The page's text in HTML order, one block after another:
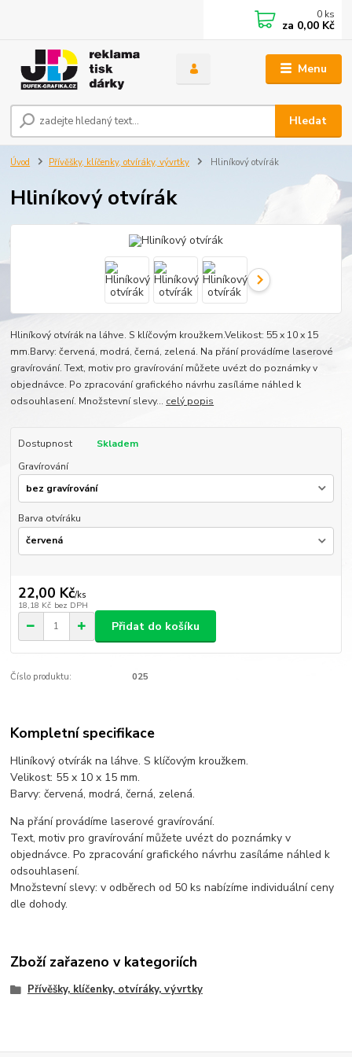
Menu
Hledat
0 ks
za 0,00 Kč
Úvod Přívěšky, klíčenky, otvíráky, vývrtky Hliníkový otvírák
Hliníkový otvírák
Hliníkový otvírák na láhve. S klíčovým kroužkem.Velikost: 55 x 10 x 15
mm.Barvy: červená, modrá, černá, zelená. Na přání provádíme laserové
gravírování. Text, motiv pro gravírování můžete uvézt do poznámky v
objednávce. Po zpracování grafického návrhu zasíláme náhled k
odsouhlasení. Množstevní slevy... celý popis
Dostupnost
Skladem
Gravírování
Barva otvíráku
22,00 Kč/ks
18,18 Kč bez DPH
Přidat do košíku
Číslo produktu: 025
Kompletní specifikace
Hliníkový otvírák na láhve. S klíčovým kroužkem.
Velikost: 55 x 10 x 15 mm.
Barvy: červená, modrá, černá, zelená.
Na přání provádíme laserové gravírování.
Text, motiv pro gravírování můžete uvézt do poznámky v
objednávce. Po zpracování grafického návrhu zasíláme náhled k
odsouhlasení.
Množstevní slevy: v odběrech od 50 ks nabízíme individuální ceny
dle dohody.
Zboží zařazeno v kategoriích
Přívěšky, klíčenky, otvíráky, vývrtky